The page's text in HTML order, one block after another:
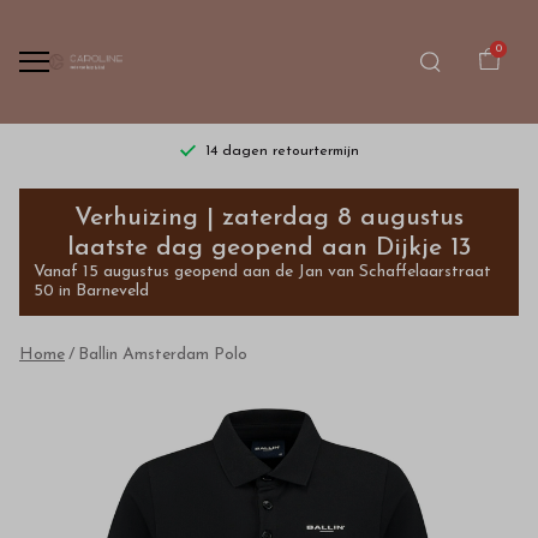
0
14 dagen retourtermijn
Ballin
Amsterdam
Polo
kinderkleding
Verhuizing | zaterdag 8 augustus
laatste dag geopend aan Dijkje 13
Vanaf 15 augustus geopend aan de Jan van Schaffelaarstraat
50 in Barneveld
Home Ballin Amsterdam Polo